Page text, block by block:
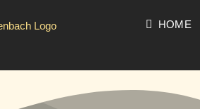
HOME